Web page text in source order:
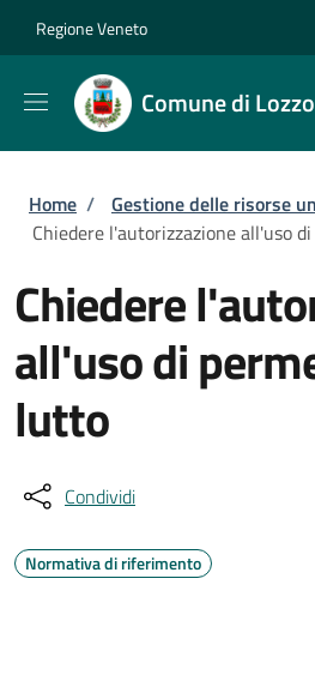
Regione Veneto
Comune di
Briciole di pane
Home / Gestione delle risorse
Chiedere l'autorizzazione all'uso
Chiedere
all'uso di
lutto
Condividi
Normativa di riferimento